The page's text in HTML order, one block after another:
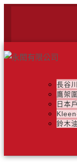
長谷
鷹架
日本
鈴木